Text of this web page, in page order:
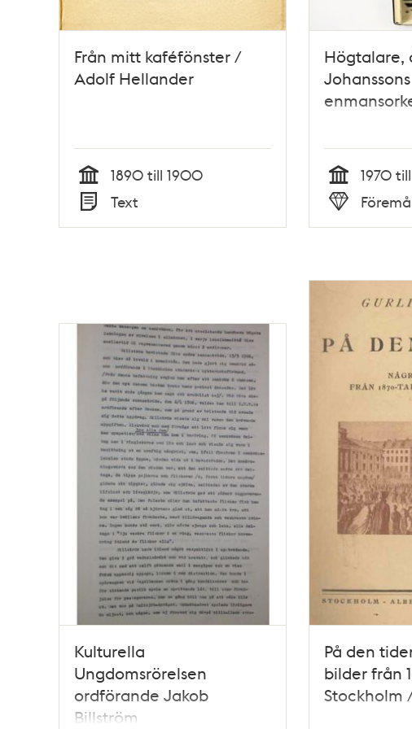
Från mitt kaféfönster /
Adolf Hellander
Tid
1890 till 1900
Typ
Text
Högtalare,
Johanssons
Tid
1970
Typ
Kulturella
Ungdomsrörelsen
ordförande Jakob
Billström
På den
bilder från
Stockholm